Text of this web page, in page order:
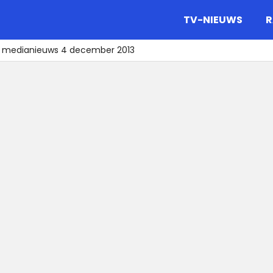
TV-NIEUWS
medianieuws 4 december 2013